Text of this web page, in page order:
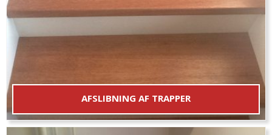
Matering af gulvet med rondelsliber inden
overfladebehandling
AFSLIBNING AF TRAPPER